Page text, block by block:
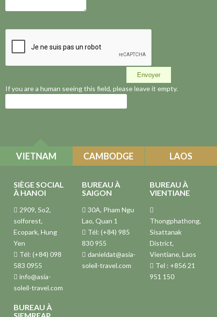
If you are a human seeing this field, please leave it empty.
VIETNAM CAMBODGE LAOS
SIÈGE SOCIAL
À HANOI
2909, So2,
solforest,
Ecopark, Hung
Yen
Tél: (+84) 098
583 0955
info@asia-
soleil-travel.com
BUREAU À
SAIGON
30A, Pham Ngu
Lao, Quan 1
Tél: (+84) 985
830 955
danieldat@asia-
soleil-travel.com
BUREAU À
VIENTIANE
Thongphathong,
Sisattanak
District,
Vientiane, Laos
Tel : +856 21
951 150
BUREAU À
SIEMREAP